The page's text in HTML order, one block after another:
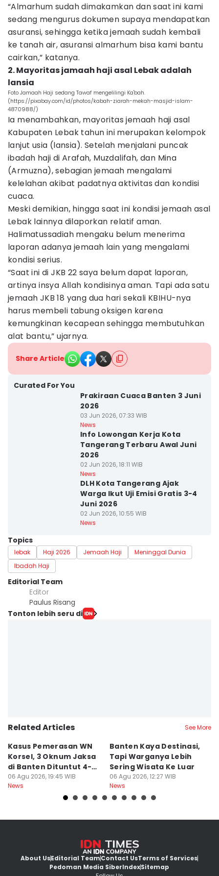
“Almarhum sudah dimakamkan dan saat ini kami
sedang mengurus dokumen supaya mendapatkan
asuransi, sehingga ketika jemaah sudah kembali
ke tanah air, asuransi almarhum bisa kami bantu
cairkan,” katanya.
2. Mayoritas jamaah haji asal Lebak adalah
lansia
Foto Jamaah Haji sedang Tawaf mengelilingi Ka'bah.
(https://pixabay.com/id/photos/kabah-ziarah-mekah-masjid-islam-
4870988/)
Ia menambahkan, mayoritas jemaah haji asal
Kabupaten Lebak tahun ini merupakan kelompok
lanjut usia (lansia). Setelah menjalani puncak
ibadah haji di Arafah, Muzdalifah, dan Mina
(Armuzna), sebagian jemaah mengalami
kelelahan akibat padatnya aktivitas dan kondisi
cuaca.
Meski demikian, hingga saat ini kondisi jemaah asal
Lebak lainnya dilaporkan relatif aman.
Halimatussadiah mengaku belum menerima
laporan adanya jemaah lain yang mengalami
kondisi serius.
“Saat ini di JKB 22 saya belum dapat laporan,
artinya insya Allah kondisinya aman. Tapi ada satu
jemaah JKB 18 yang dua hari sekali KBIHU-nya
harus membeli tabung oksigen karena
kemungkinan kecapean sehingga membutuhkan
alat bantu,” ujarnya.
Share Article
Curated For You
Prakiraan Cuaca Banten 3 Juni
2026
03 Jun 2026, 07:33 WIB
News
Info Lowongan Kerja Kota
Tangerang Terbaru Awal Juni
2026
02 Jun 2026, 18:11 WIB
News
DLH Kota Tangerang Ajak
Warga Ikut Uji Emisi Gratis 3-4
Juni 2026
02 Jun 2026, 10:55 WIB
News
Topics
lebak Haji 2026 Jemaah Haji
Meninggal Dunia
Ibadah Haji
Editorial Team
Editor
Paulus Risang
Tonton lebih seru di
Related Articles See More
Kasus Pemerasan WN
Korsel, 3 Oknum Jaksa
di Banten Dituntut 4-5
Tahun
06 Agu 2026, 19:45 WIB
News
Banten Kaya Destinasi,
Tapi Warganya Lebih
Sering Wisata Ke Luar
06 Agu 2026, 12:27 WIB
News
About UsEditorial TeamContact UsTerms of Services
Pedoman Media SiberIndexSitemap